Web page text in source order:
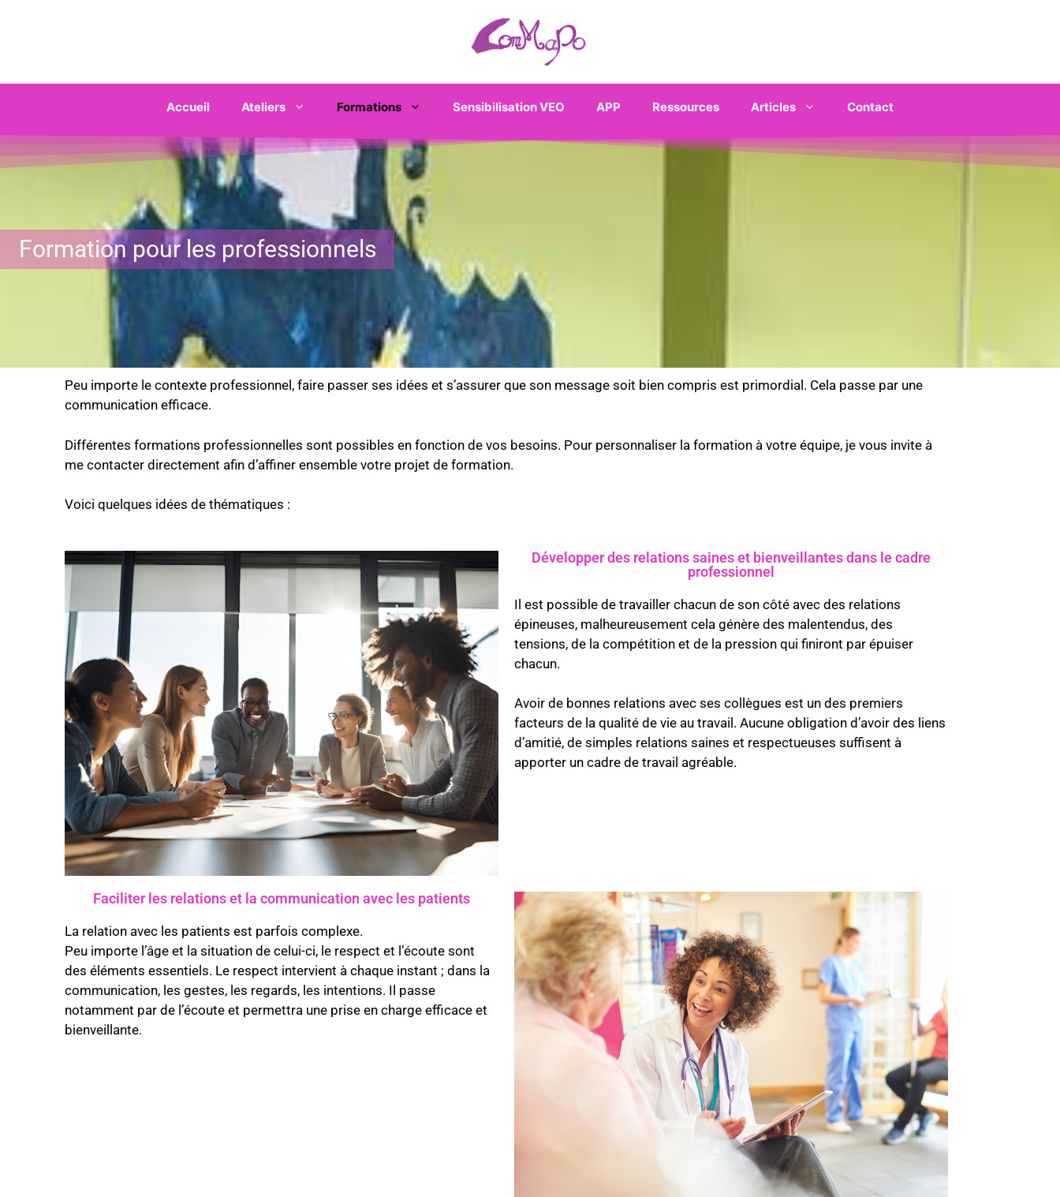
Accueil Ateliers Formations Sensibilisation VEO APP Ressources Articles Contact
Formation pour les professionnels
Peu importe le contexte professionnel, faire passer ses idées et s’assurer que son message soit bien compris est primordial. Cela passe par une
communication efficace.
Différentes formations professionnelles sont possibles en fonction de vos besoins. Pour personnaliser la formation à votre équipe, je vous invite à
me contacter directement afin d’affiner ensemble votre projet de formation.
Voici quelques idées de thématiques :
Développer des relations saines et bienveillantes dans le cadre
professionnel
Il est possible de travailler chacun de son côté avec des relations
épineuses, malheureusement cela génère des malentendus, des
tensions, de la compétition et de la pression qui finiront par épuiser
chacun.
Avoir de bonnes relations avec ses collègues est un des premiers
facteurs de la qualité de vie au travail. Aucune obligation d’avoir des liens
d’amitié, de simples relations saines et respectueuses suffisent à
apporter un cadre de travail agréable.
Faciliter les relations et la communication avec les patients
La relation avec les patients est parfois complexe.
Peu importe l’âge et la situation de celui-ci, le respect et l’écoute sont
des éléments essentiels. Le respect intervient à chaque instant ; dans la
communication, les gestes, les regards, les intentions. Il passe
notamment par de l’écoute et permettra une prise en charge efficace et
bienveillante.